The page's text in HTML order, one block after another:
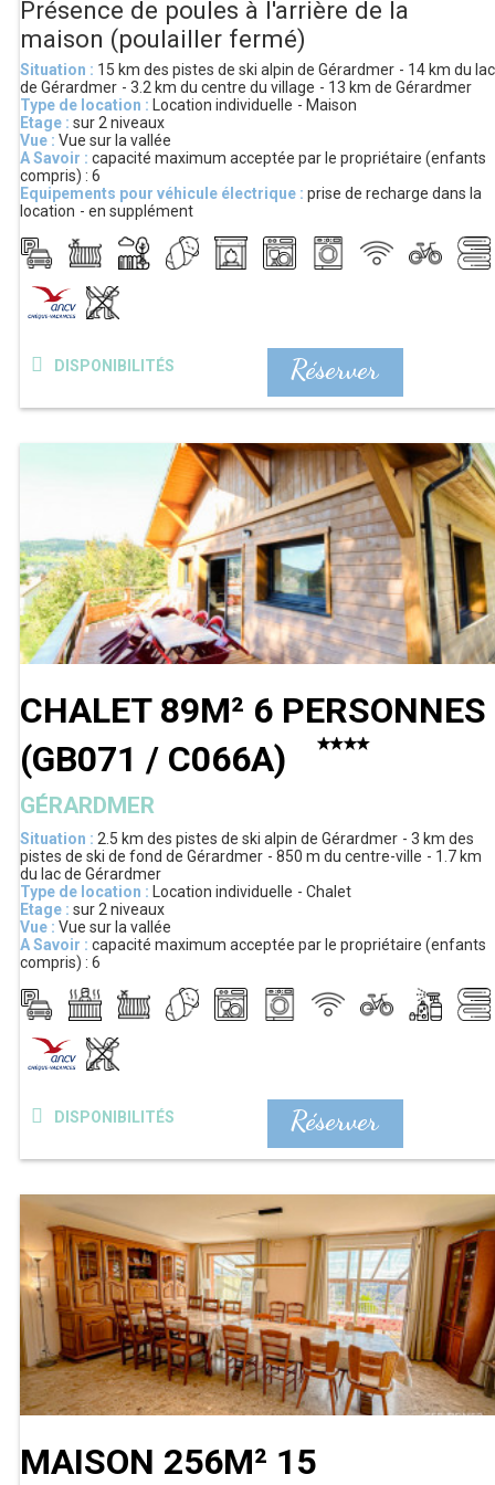
Présence de poules à l'arrière de la
maison (poulailler fermé)
Situation : 15 km des pistes de ski alpin de Gérardmer 14 km du lac
de Gérardmer
3.2 km du centre du village 13 km de Gérardmer
Type de location : Location individuelle
Maison
Etage : sur 2 niveaux
Vue : Vue sur la vallée
A Savoir : capacité maximum acceptée par le propriétaire (enfants
compris) : 6
Equipements pour véhicule électrique : prise de recharge dans la
location
en supplément
Réserver
DISPONIBILITÉS
CHALET 89M² 6 PERSONNES
(GB071 / C066A)
GÉRARDMER
Situation : 2.5 km des pistes de ski alpin de Gérardmer 3 km des
pistes de ski de fond de Gérardmer
850 m du centre-ville
1.7 km
du lac de Gérardmer
Type de location : Location individuelle
Chalet
Etage : sur 2 niveaux
Vue : Vue sur la vallée
A Savoir : capacité maximum acceptée par le propriétaire (enfants
compris) : 6
Réserver
DISPONIBILITÉS
MAISON 256M² 15